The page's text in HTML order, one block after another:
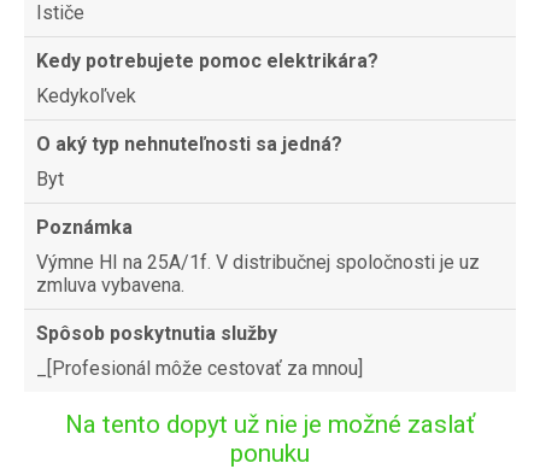
Ističe
Kedy potrebujete pomoc elektrikára?
Kedykoľvek
O aký typ nehnuteľnosti sa jedná?
Byt
Poznámka
Výmne HI na 25A/1f. V distribučnej spoločnosti je uz
zmluva vybavena.
Spôsob poskytnutia služby
_[Profesionál môže cestovať za mnou]
Na tento dopyt už nie je možné zaslať
ponuku